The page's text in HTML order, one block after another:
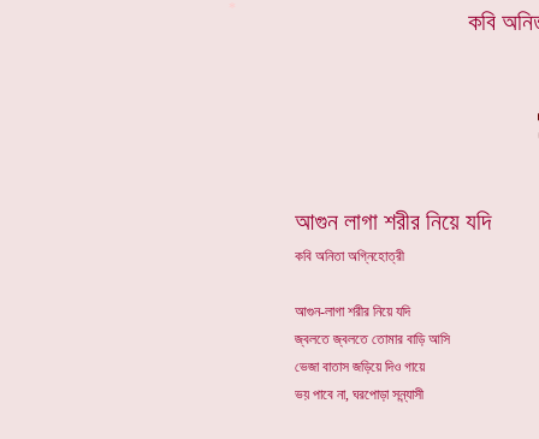
কবি
আগুন লাগা শরীর নিয়ে যদি
কবি অনিতা অগ্নিহোত্রী
আগুন-লাগা শরীর নিয়ে যদি
জ্বলতে জ্বলতে তোমার বাড়ি আসি
ভেজা বাতাস জড়িয়ে দিও গায়ে
ভয় পাবে না, ঘরপোড়া সন্ন্যাসী